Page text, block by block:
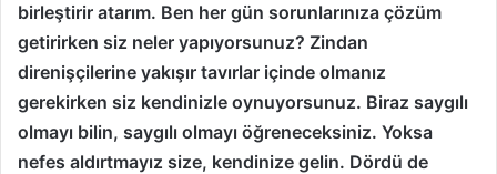
birleştirir atarım. Ben her gün sorunlarınıza çözüm
getirirken siz neler yapıyorsunuz? Zindan
direnişçilerine yakışır tavırlar içinde olmanız
gerekirken siz kendinizle oynuyorsunuz. Biraz saygılı
olmayı bilin, saygılı olmayı öğreneceksiniz. Yoksa
nefes aldırtmayız size, kendinize gelin. Dördü de